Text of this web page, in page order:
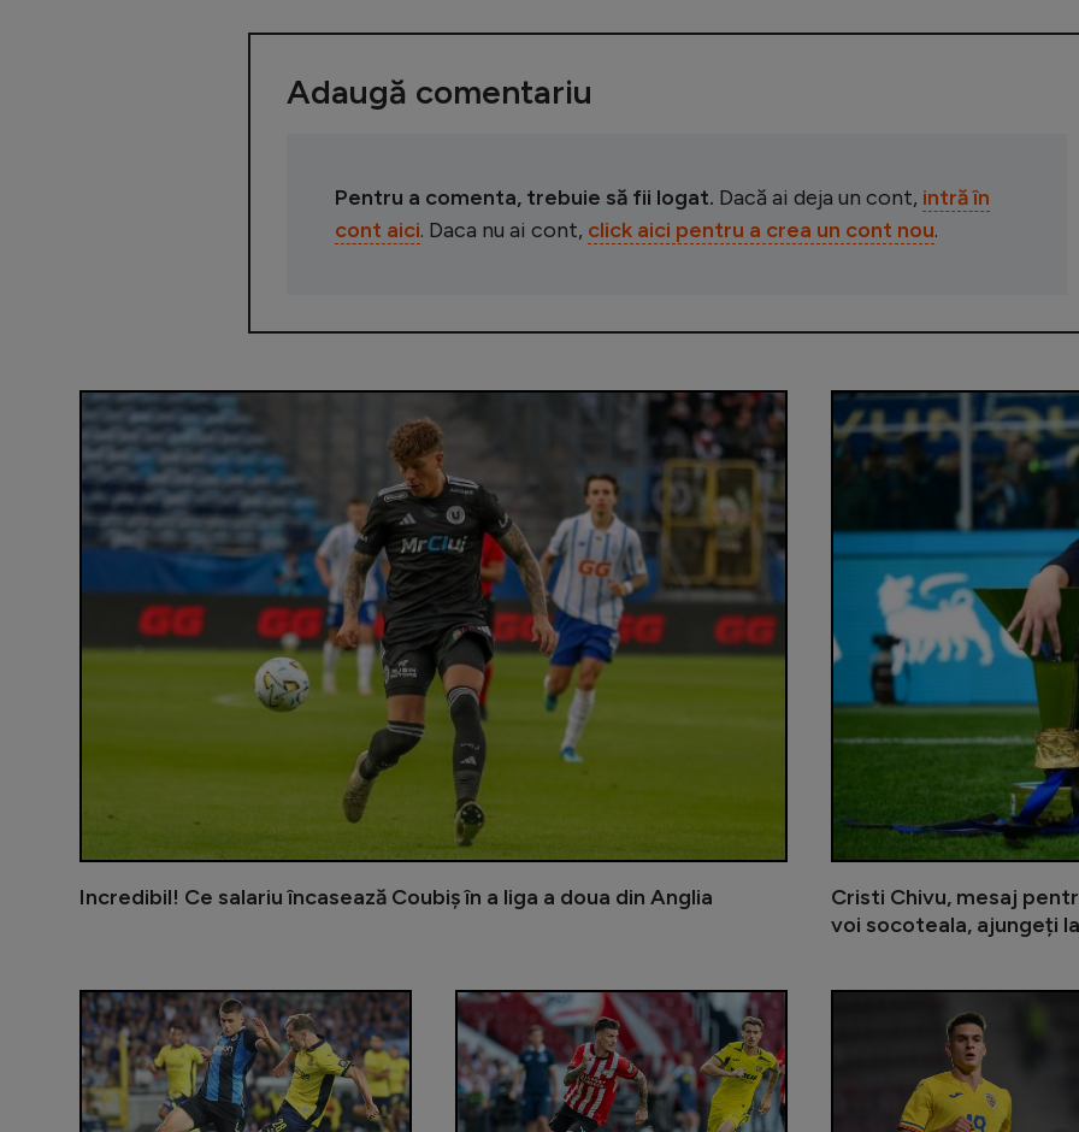
Adaugă comentariu
Pentru a comenta, trebuie să fii logat. Dacă ai deja un cont, intră în
cont aici. Daca nu ai cont, click aici pentru a crea un cont nou.
Incredibil! Ce salariu încasează Coubiș în a liga a doua din Anglia
Cristi Chivu, mesaj
voi socoteala, ajungeți
Primul meci, primul trofeu pentru